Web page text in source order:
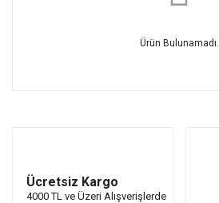
Ürün Bulunamadı.
Ücretsiz Kargo
4000 TL ve Üzeri Alışverişlerde